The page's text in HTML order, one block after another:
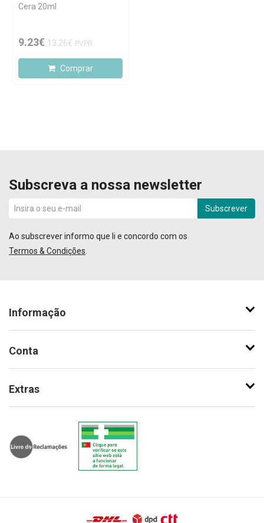
Cera 20ml
9.23€ 13.26€ PVPR
Comprar
Subscreva a nossa newsletter
Subscrever
Ao subscrever informo que li e concordo com os
Termos & Condições
Informação
Conta
Extras